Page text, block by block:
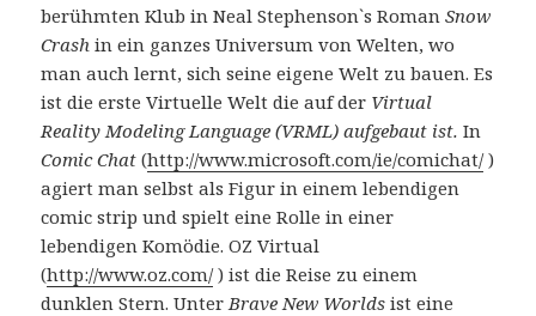
berühmten Klub in Neal Stephenson`s RomanSnow
Crashin ein ganzes Universum von Welten, wo
man auch lernt, sich seine eigene Welt zu bauen. Es
ist die erste Virtuelle Welt die auf der Virtual
Reality Modeling Language (VRML) aufgebaut ist.In
Comic Chat(http://www.microsoft.com/ie/comichat/)
agiert man selbst als Figur in einem lebendigen
comic strip und spielt eine Rolle in einer
lebendigen Komödie. OZ Virtual
(http://www.oz.com/) ist die Reise zu einem
dunklen Stern. Unter Brave New Worldsist eine